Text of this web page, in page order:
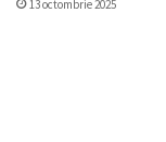
13 octombrie 2025